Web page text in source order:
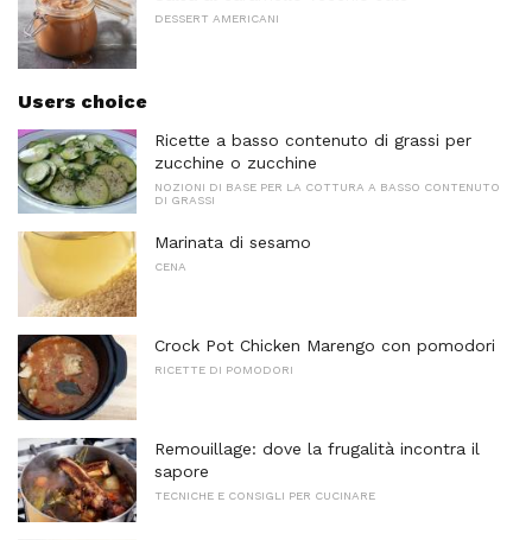
DESSERT AMERICANI
Users choice
Ricette a basso contenuto di grassi per
zucchine o zucchine
NOZIONI DI BASE PER LA COTTURA A BASSO CONTENUTO
DI GRASSI
Marinata di sesamo
CENA
Crock Pot Chicken Marengo con pomodori
RICETTE DI POMODORI
Remouillage: dove la frugalità incontra il
sapore
TECNICHE E CONSIGLI PER CUCINARE